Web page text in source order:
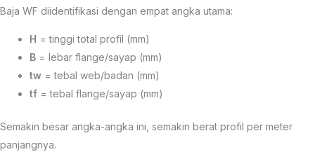
Baja WF diidentifikasi dengan empat angka utama:
H = tinggi total profil (mm)
B = lebar flange/sayap (mm)
tw = tebal web/badan (mm)
tf = tebal flange/sayap (mm)
Semakin besar angka-angka ini, semakin berat profil per meter
panjangnya.